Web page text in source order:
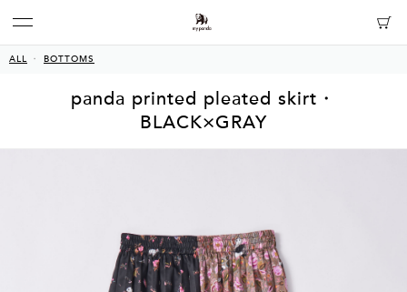
ALL BOTTOMS
panda printed pleated skirt・
BLACK×GRAY